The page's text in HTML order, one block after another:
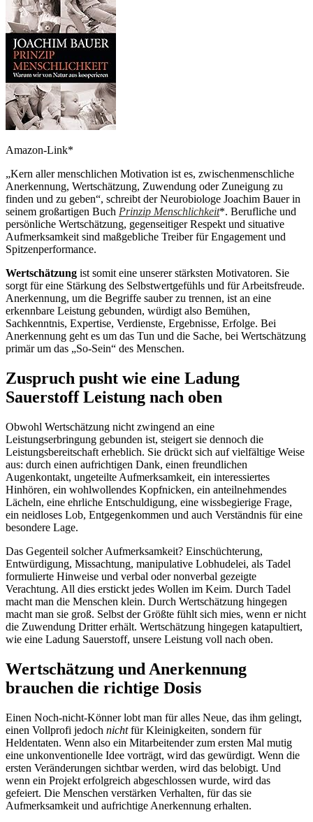
Amazon-Link*
„Kern aller menschlichen Motivation ist es, zwischenmenschliche
Anerkennung, Wertschätzung, Zuwendung oder Zuneigung zu
finden und zu geben“, schreibt der Neurobiologe Joachim Bauer in
seinem großartigen Buch Prinzip Menschlichkeit*. Berufliche und
persönliche Wertschätzung, gegenseitiger Respekt und situative
Aufmerksamkeit sind maßgebliche Treiber für Engagement und
Spitzenperformance.
Wertschätzung ist somit eine unserer stärksten Motivatoren. Sie
sorgt für eine Stärkung des Selbstwertgefühls und für Arbeitsfreude.
Anerkennung, um die Begriffe sauber zu trennen, ist an eine
erkennbare Leistung gebunden, würdigt also Bemühen,
Sachkenntnis, Expertise, Verdienste, Ergebnisse, Erfolge. Bei
Anerkennung geht es um das Tun und die Sache, bei Wertschätzung
primär um das „So-Sein“ des Menschen.
Zuspruch pusht wie eine Ladung
Sauerstoff Leistung nach oben
Obwohl Wertschätzung nicht zwingend an eine
Leistungserbringung gebunden ist, steigert sie dennoch die
Leistungsbereitschaft erheblich. Sie drückt sich auf vielfältige Weise
aus: durch einen aufrichtigen Dank, einen freundlichen
Augenkontakt, ungeteilte Aufmerksamkeit, ein interessiertes
Hinhören, ein wohlwollendes Kopfnicken, ein anteilnehmendes
Lächeln, eine ehrliche Entschuldigung, eine wissbegierige Frage,
ein neidloses Lob, Entgegenkommen und auch Verständnis für eine
besondere Lage.
Das Gegenteil solcher Aufmerksamkeit? Einschüchterung,
Entwürdigung, Missachtung, manipulative Lobhudelei, als Tadel
formulierte Hinweise und verbal oder nonverbal gezeigte
Verachtung. All dies erstickt jedes Wollen im Keim. Durch Tadel
macht man die Menschen klein. Durch Wertschätzung hingegen
macht man sie groß. Selbst der Größte fühlt sich mies, wenn er nicht
die Zuwendung Dritter erhält. Wertschätzung hingegen katapultiert,
wie eine Ladung Sauerstoff, unsere Leistung voll nach oben.
Wertschätzung und Anerkennung
brauchen die richtige Dosis
Einen Noch-nicht-Könner lobt man für alles Neue, das ihm gelingt,
einen Vollprofi jedoch nichtfür Kleinigkeiten, sondern für
Heldentaten. Wenn also ein Mitarbeitender zum ersten Mal mutig
eine unkonventionelle Idee vorträgt, wird das gewürdigt. Wenn die
ersten Veränderungen sichtbar werden, wird das belobigt. Und
wenn ein Projekt erfolgreich abgeschlossen wurde, wird das
gefeiert. Die Menschen verstärken Verhalten, für das sie
Aufmerksamkeit und aufrichtige Anerkennung erhalten.